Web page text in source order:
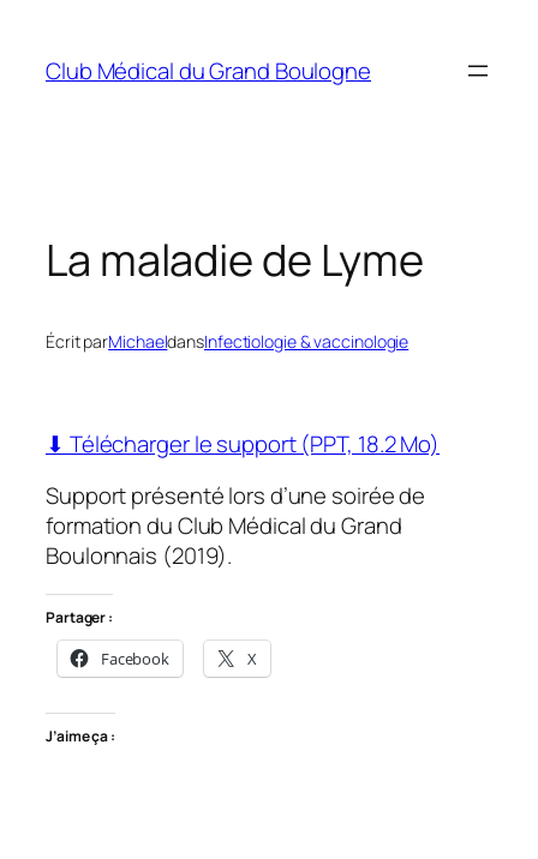
contenu
Club Médical du Grand Boulogne
La maladie de Lyme
Écrit parMichaeldansInfectiologie & vaccinologie
⬇ Télécharger le support (PPT, 18.2 Mo)
Support présenté lors d’une soirée de
formation du Club Médical du Grand
Boulonnais (2019).
Partager :
Facebook X
J’aime ça :